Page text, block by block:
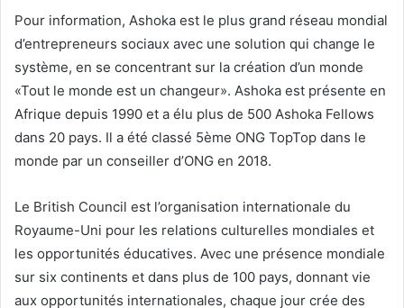
Pour information, Ashoka est le plus grand réseau mondial
d’entrepreneurs sociaux avec une solution qui change le
système, en se concentrant sur la création d’un monde
«Tout le monde est un changeur». Ashoka est présente en
Afrique depuis 1990 et a élu plus de 500 Ashoka Fellows
dans 20 pays. Il a été classé 5ème ONG TopTop dans le
monde par un conseiller d’ONG en 2018.
Le British Council est l’organisation internationale du
Royaume-Uni pour les relations culturelles mondiales et
les opportunités éducatives. Avec une présence mondiale
sur six continents et dans plus de 100 pays, donnant vie
aux opportunités internationales, chaque jour crée des